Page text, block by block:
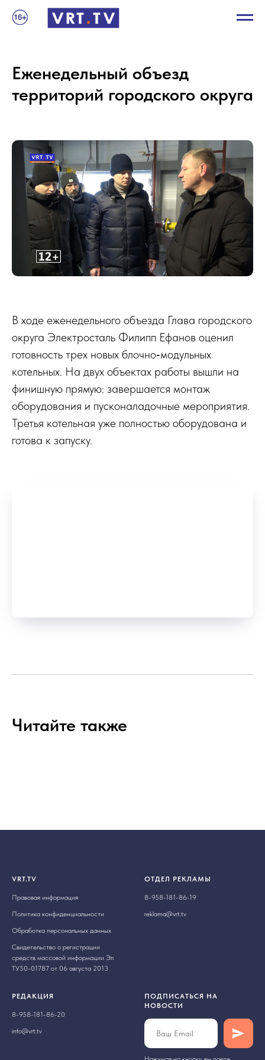
Еженедельный объезд
территорий городского округа
В ходе еженедельного объезда Глава городского
округа Электросталь Филипп Ефанов оценил
готовность трех новых блочно‑модульных
котельных. На двух объектах работы вышли на
финишную прямую: завершается монтаж
оборудования и пусконаладочные мероприятия.
Третья котельная уже полностью оборудована и
готова к запуску.
Читайте также
VRT.TV
Правовая информация
Политика конфиденциальности
Обработка персональных данных
Свидетельство о регистрации
средств массовой информации Эл
ТУ50-01787 от 06 августа 2013
ОТДЕЛ РЕКЛАМЫ
8-958-181-86-19
reklama@vrt.tv
РЕДАКЦИЯ
8-958-181-86-20
info@vrt.tv
ПОДПИСАТЬСЯ НА
НОВОСТИ